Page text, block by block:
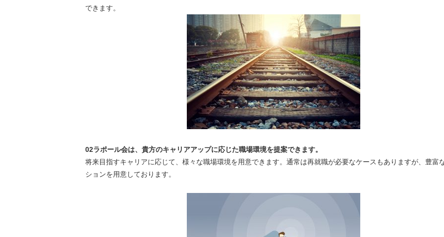
できます。
02ラポール会は、貴方のキャリアアップに応じた職場環境を提案できます。
将来目指すキャリアに応じて、様々な職場環境を用意できます。通常は再就職が必要なケースもありますが、豊富
ションを用意しております。